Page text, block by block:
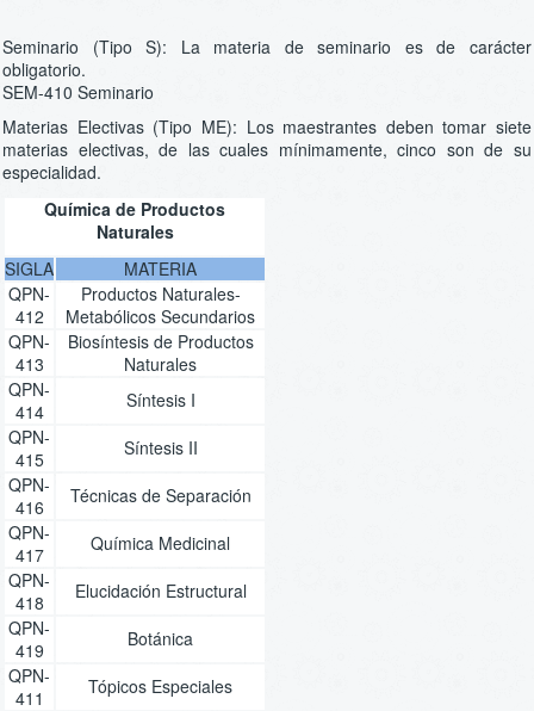
Seminario (Tipo S): La materia de seminario es de carácter
obligatorio.
SEM-410 Seminario
Materias Electivas (Tipo ME): Los maestrantes deben tomar siete
materias electivas, de las cuales mínimamente, cinco son de su
especialidad.
Química de Productos
Naturales
SIGLA
MATERIA
QPN-
412
Productos Naturales-
Metabólicos Secundarios
QPN-
413
Biosíntesis de Productos
Naturales
QPN-
414
Síntesis I
QPN-
415
Síntesis II
QPN-
416
Técnicas de Separación
QPN-
417
Química Medicinal
QPN-
418
Elucidación Estructural
QPN-
419
Botánica
QPN-
411
Tópicos Especiales